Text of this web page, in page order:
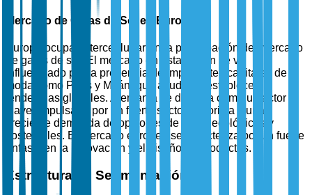
Mercado de Gafas de Sol en Europa
Europa ocupa el tercer lugar en la participación del mercado
de gafas de sol. El mercado en esta región se ve
influenciado por la presencia de importantes capitales de
moda como París y Milán, que ayudan a establecer
tendencias globales. Alemania se destaca como un actor
clave, impulsado por un fuerte sector minorista y una
creciente demanda de opciones de gafas ecológicas y
sostenibles. El mercado europeo se caracteriza por un fuerte
énfasis en la innovación y el diseño de productos.
Estructura de Segmentación